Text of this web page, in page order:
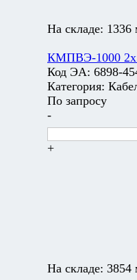
На складе: 1336
КМПВЭ-1000
Код ЭА: 6898-
Категория:
По запросу
-
+
На складе: 3854